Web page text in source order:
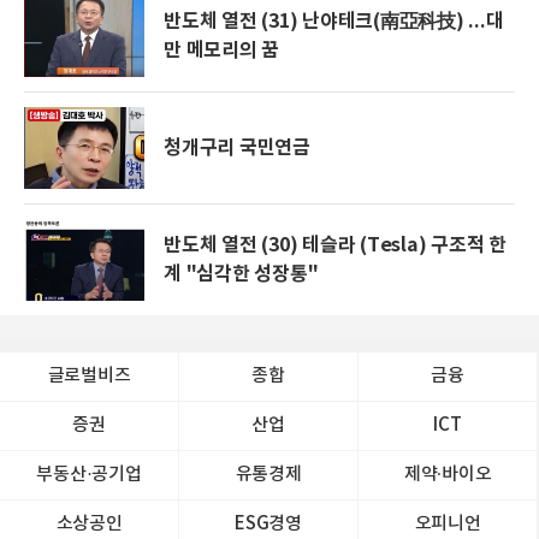
반도체 열전 (31) 난야테크(南亞科技) ...대
만 메모리의 꿈
청개구리 국민연금
반도체 열전 (30) 테슬라 (Tesla) 구조적 한
계 "심각한 성장통"
글로벌비즈 종합 금융
증권 산업 ICT
부동산·공기업 유통경제 제약∙바이오
소상공인 ESG경영 오피니언